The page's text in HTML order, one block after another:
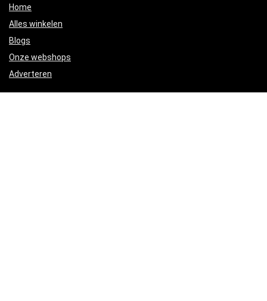
Home
Alles winkelen
Blogs
Onze webshops
Adverteren